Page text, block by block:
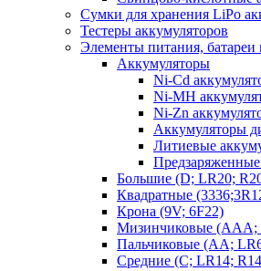
Сумки для хранения LiPo
Тестеры аккумуляторов
Элементы питания, батареи
Аккумуляторы
Ni-Cd
Ni-MH
Ni-Zn
Аккумуляторы
Литиевые
Большие (D; LR20;
Квадратные
Крона (9V; 6F22)
Мизинчиковые (AAA;
Пальчиковые (AA;
Средние (C; LR14;